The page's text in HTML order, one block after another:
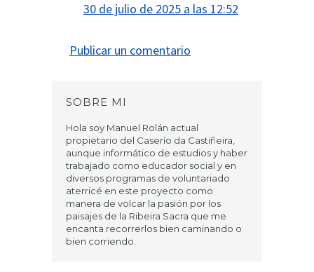
30 de julio de 2025 a las 12:52
Publicar un comentario
SOBRE MI
Hola soy Manuel Rolán actual
propietario del Caserío da Castiñeira,
aunque informático de estudios y haber
trabajado como educador social y en
diversos programas de voluntariado
aterricé en este proyecto como
manera de volcar la pasión por los
paisajes de la Ribeira Sacra que me
encanta recorrerlos bien caminando o
bien corriendo.